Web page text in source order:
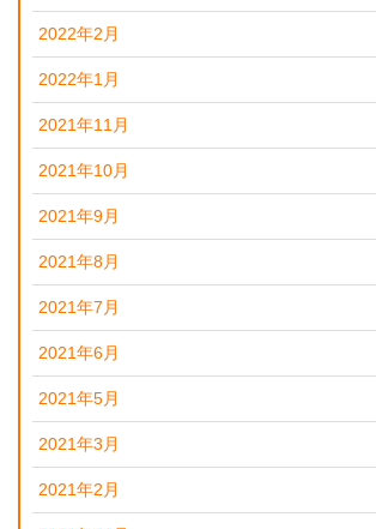
2022年2月
2022年1月
2021年11月
2021年10月
2021年9月
2021年8月
2021年7月
2021年6月
2021年5月
2021年3月
2021年2月